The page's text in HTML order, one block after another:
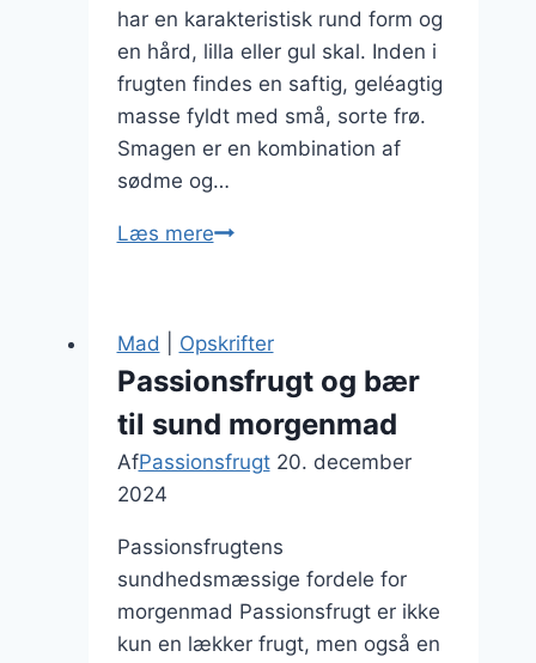
har en karakteristisk rund form og
en hård, lilla eller gul skal. Inden i
frugten findes en saftig, geléagtig
masse fyldt med små, sorte frø.
Smagen er en kombination af
sødme og…
Læs mereBrug
Mad Opskrifter
Passionsfrugt og bær
til sund morgenmad
AfPassionsfrugt 20. december
2024
Passionsfrugtens
sundhedsmæssige fordele for
morgenmad Passionsfrugt er ikke
kun en lækker frugt, men også en